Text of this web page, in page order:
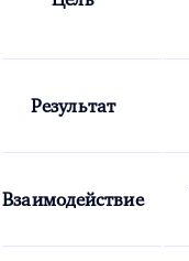
Результат
Взаимодействие